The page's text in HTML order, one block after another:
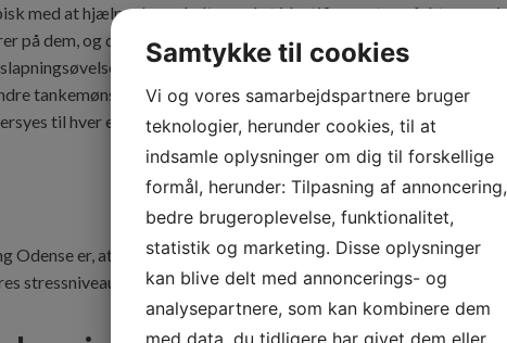
med at hjælpe den enkelte med at identificere stressfaktorerne i
på dem, og drøfte potentielle strategier til at håndtere stress.
og mindfulness i sessionerne samt teknikker fra
tankemønstre, der fører til usunde stressniveauer.
til hver enkelt persons unikke behov for bedst muligt at
Odense er, at det hjælper enkeltpersoner med at udvikle sundere
stressniveau.
Samtykke til cookies
Vi og vores samarbejdspartnere bruger
teknologier, herunder cookies, til at
indsamle oplysninger om dig til forskellige
formål, herunder: Tilpasning af annoncering,
bedre brugeroplevelse, funktionalitet,
statistik og marketing. Disse oplysninger
kan blive delt med annoncerings- og
analysepartnere, som kan kombinere dem
med data, du tidligere har givet dem eller